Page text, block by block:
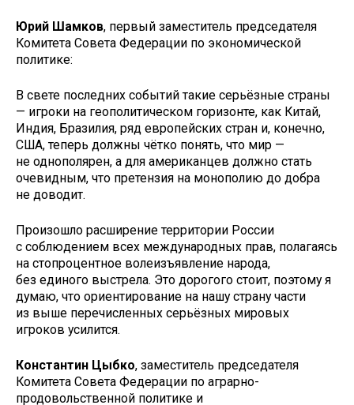
Юрий Шамков, первый заместитель председателя
Комитета Совета Федерации по экономической
политике:
В свете последних событий такие серьёзные страны
— игроки на геополитическом горизонте, как Китай,
Индия, Бразилия, ряд европейских стран и, конечно,
США, теперь должны чётко понять, что мир —
не однополярен, а для американцев должно стать
очевидным, что претензия на монополию до добра
не доводит.
Произошло расширение территории России
с соблюдением всех международных прав, полагаясь
на стопроцентное волеизъявление народа,
без единого выстрела. Это дорогого стоит, поэтому я
думаю, что ориентирование на нашу страну части
из выше перечисленных серьёзных мировых
игроков усилится.
Константин Цыбко, заместитель председателя
Комитета Совета Федерации по аграрно-
продовольственной политике и